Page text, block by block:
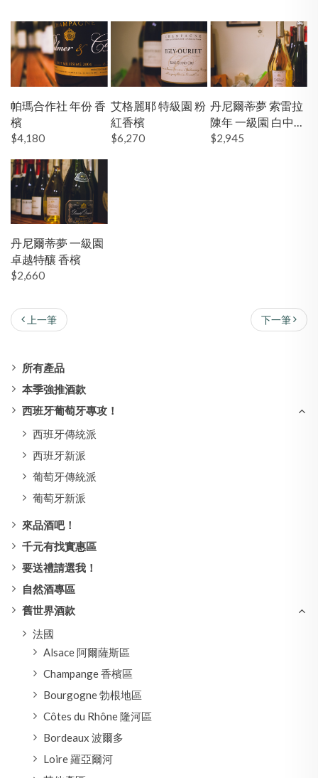
所有產品
本季強推酒款
西班牙葡萄牙專攻！
西班牙傳統派
西班牙新派
葡萄牙傳統派
葡萄牙新派
來品酒吧！
千元有找實惠區
要送禮請選我！
自然酒專區
舊世界酒款
法國
Alsace 阿爾薩斯區
Champange 香檳區
Bourgogne 勃根地區
Côtes du Rhône 隆河區
Bordeaux 波爾多
Loire 羅亞爾河
帕瑪合作社 年份 香
檳
$4,180
艾格麗耶 特級園 粉
紅香檳
$6,270
丹尼爾蒂夢 索雷拉
陳年 一級園 白中白
香檳
$2,945
丹尼爾蒂夢 一級園
卓越特釀 香檳
$2,660
下一筆
上一筆